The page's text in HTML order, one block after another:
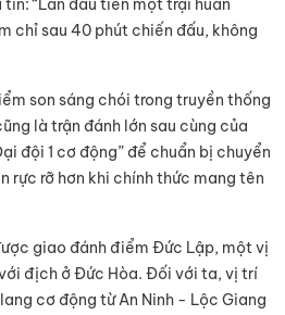
“Lần đầu tiên một trại huấn
chỉ sau 40 phút chiến đấu, không
son sáng chói trong truyền thống
là trận đánh lớn sau cùng của
đội 1 cơ động” để chuẩn bị chuyển
rực rỡ hơn khi chính thức mang tên
giao đánh điểm Đức Lập, một vị
địch ở Đức Hòa. Đối với ta, vị trí
cơ động từ An Ninh - Lộc Giang